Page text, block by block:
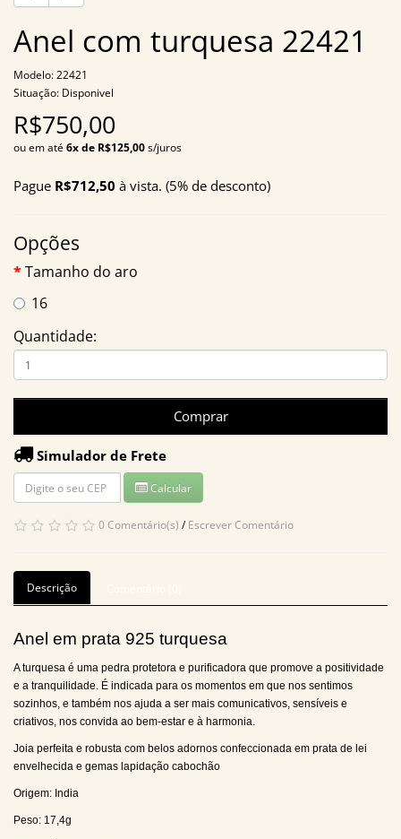
Anel com turquesa 22421
Modelo: 22421
Situação: Disponivel
R$750,00
ou em até6x de R$125,00s/juros
Pague R$712,50 à vista. (5% de desconto)
Opções
Tamanho do aro
16
Quantidade:
Comprar
Simulador de Frete
Calcular
0 Comentário(s) /Escrever Comentário
Descrição
Anel em prata 925 turquesa
A turquesa é uma pedra protetora e purificadora que promove a positividade
e a tranquilidade. É indicada para os momentos em que nos sentimos
sozinhos, e também nos ajuda a ser mais comunicativos, sensíveis e
criativos, nos convida ao bem-estar e à harmonia.
Joia perfeita e robusta com belos adornos confeccionada em prata de lei
envelhecida e gemas lapidação cabochão
Origem: India
Peso: 17,4g